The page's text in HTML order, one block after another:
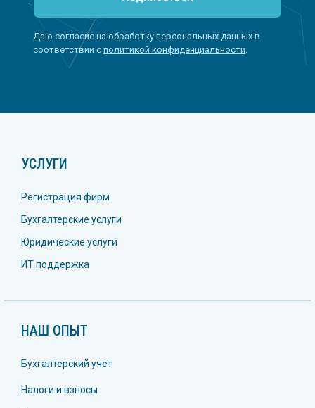
Даю согласие на обработку персональных данных в
соответствии с политикой конфиденциальности.
УСЛУГИ
Регистрация фирм
Бухгалтерские услуги
Юридические услуги
ИТ поддержка
НАШ ОПЫТ
Бухгалтерский учет
Налоги и взносы